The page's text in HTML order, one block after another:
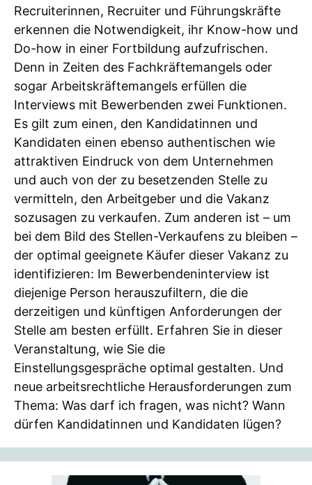
Recruiterinnen, Recruiter und Führungskräfte
erkennen die Notwendigkeit, ihr Know-how und
Do-how in einer Fortbildung aufzufrischen.
Denn in Zeiten des Fachkräftemangels oder
sogar Arbeitskräftemangels erfüllen die
Interviews mit Bewerbenden zwei Funktionen.
Es gilt zum einen, den Kandidatinnen und
Kandidaten einen ebenso authentischen wie
attraktiven Eindruck von dem Unternehmen
und auch von der zu besetzenden Stelle zu
vermitteln, den Arbeitgeber und die Vakanz
sozusagen zu verkaufen. Zum anderen ist – um
bei dem Bild des Stellen-Verkaufens zu bleiben –
der optimal geeignete Käufer dieser Vakanz zu
identifizieren: Im Bewerbendeninterview ist
diejenige Person herauszufiltern, die die
derzeitigen und künftigen Anforderungen der
Stelle am besten erfüllt. Erfahren Sie in dieser
Veranstaltung, wie Sie die
Einstellungsgespräche optimal gestalten. Und
neue arbeitsrechtliche Herausforderungen zum
Thema: Was darf ich fragen, was nicht? Wann
dürfen Kandidatinnen und Kandidaten lügen?